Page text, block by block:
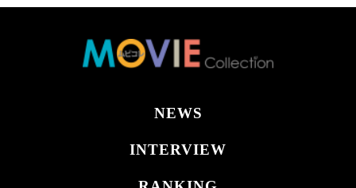
NEWS
INTERVIEW